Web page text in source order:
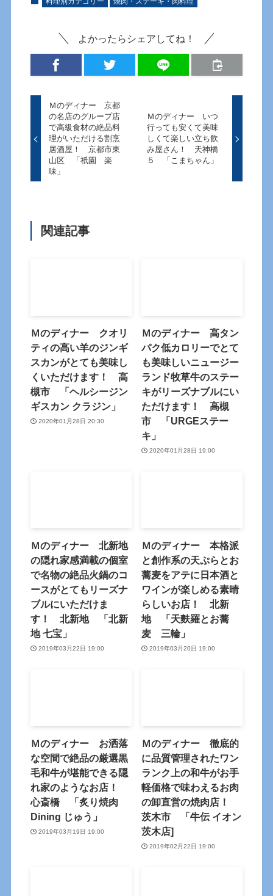
よかったらシェアしてね！
Ｍのディナー 京都
の名店のグループ店
で高級食材の絶品料
理がいただける割烹
居酒屋！ 京都市東
山区 「祇園 楽
味」
Ｍのディナー いつ
行っても安くて美味
しくて楽しい立ち飲
み屋さん！ 天神橋
５ 「こまちゃん」
関連記事
Ｍのディナー クオリ
ティの高い羊のジンギ
スカンがとても美味し
くいただけます！ 高
槻市 「ヘルシージン
ギスカン クラジン」
2020年01月28日 20:30
Ｍのディナー 高タン
パク低カロリーでとて
も美味しいニュージー
ランド牧草牛のステー
キがリーズナブルにい
ただけます！ 高槻
市 「URGEステー
キ」
2020年01月28日 19:00
Ｍのディナー 北新地
の隠れ家感満載の個室
で名物の絶品火鍋のコ
ースがとてもリーズナ
ブルにいただけま
す！ 北新地 「北新
地 七宝」
2019年03月22日 19:00
Ｍのディナー 本格派
と創作系の天ぷらとお
蕎麦をアテに日本酒と
ワインが楽しめる素晴
らしいお店！ 北新
地 「天麩羅とお蕎
麦 三輪」
2019年03月20日 19:00
Ｍのディナー お洒落
な空間で絶品の厳選黒
毛和牛が堪能できる隠
れ家のようなお店！
心斎橋 「炙り焼肉
Dining じゅう」
2019年03月19日 19:00
Ｍのディナー 徹底的
に品質管理されたワン
ランク上の和牛がお手
軽価格で味わえるお肉
の卸直営の焼肉店！
茨木市 「牛伝 イオン
茨木店]
2019年02月22日 19:00